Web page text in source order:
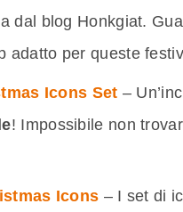
dal blog Honkgiat.
adatto per queste
Icons Set –
! Impossibile non
Icons – I set di